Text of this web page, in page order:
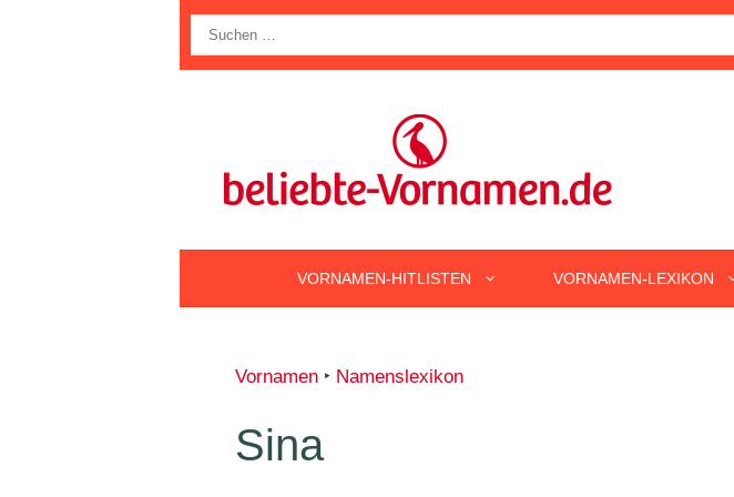
nach:
VORNAMEN-HITLISTEN VORNAMEN-LEXIKON
Vornamen ‣ Namenslexikon
Sina